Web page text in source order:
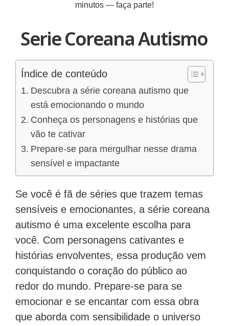
minutos — faça parte!
Serie Coreana Autismo
Índice de conteúdo
Descubra a série coreana autismo que
está emocionando o mundo
Conheça os personagens e histórias que
vão te cativar
Prepare-se para mergulhar nesse drama
sensível e impactante
Se você é fã de séries que trazem temas
sensíveis e emocionantes, a série coreana
autismo é uma excelente escolha para
você. Com personagens cativantes e
histórias envolventes, essa produção vem
conquistando o coração do público ao
redor do mundo. Prepare-se para se
emocionar e se encantar com essa obra
que aborda com sensibilidade o universo